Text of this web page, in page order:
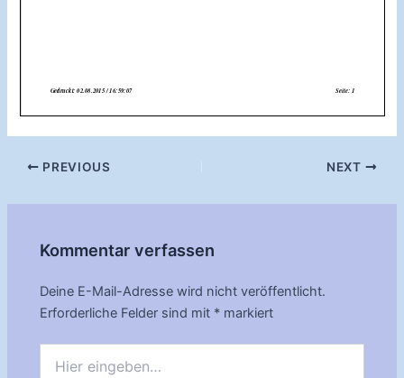
Post
PREVIOUS NEXT
Kommentar verfassen
Deine E-Mail-Adresse wird nicht veröffentlicht.
Erforderliche Felder sind mit * markiert
eingeben…